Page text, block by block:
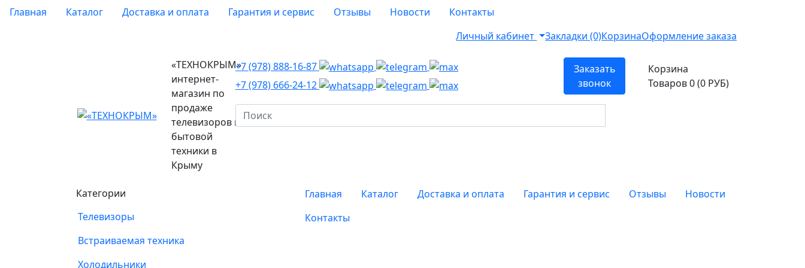
Главная Каталог Доставка и оплата Гарантия и сервис Отзывы Новости
Контакты
Личный кабинет
Закладки (0)КорзинаОформление заказа
«ТЕХНОКРЫМ»
интернет-
магазин по
продаже
телевизоров и
бытовой
техники в
Крыму
+7 (978)888-16-87
+7 (978) 666-24-12
Заказать
звонок
Корзина
Товаров 0 (0 РУБ)
Категории
Телевизоры
Встраиваемая техника
Холодильники
Главная Каталог Доставка и оплата Гарантия и сервис Отзывы
Новости
Контакты